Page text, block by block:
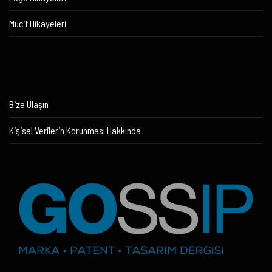
Mucit Hikayeleri
Bize Ulaşın
Kişisel Verilerin Korunması Hakkında